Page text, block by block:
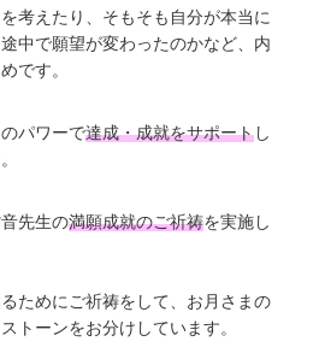
考えたり、そもそも自分が本当に
中で願望が変わったのかなど、内
です。
パワーで達成・成就をサポートし
先生の満願成就のご祈祷を実施し
ためにご祈祷をして、お月さまの
トーンをお分けしています。